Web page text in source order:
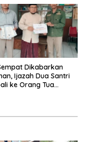
Dikabarkan
Ijazah Dua Santri
ke Orang Tua